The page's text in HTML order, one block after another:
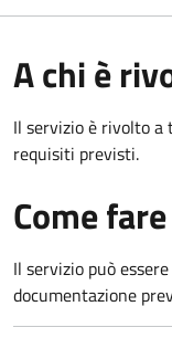
A chi è
Il servizio è rivolto
requisiti previsti.
Come fare
Il servizio può
documentazione